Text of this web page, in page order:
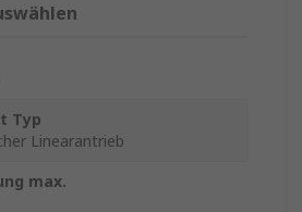
Typ
Linearantrieb
max.